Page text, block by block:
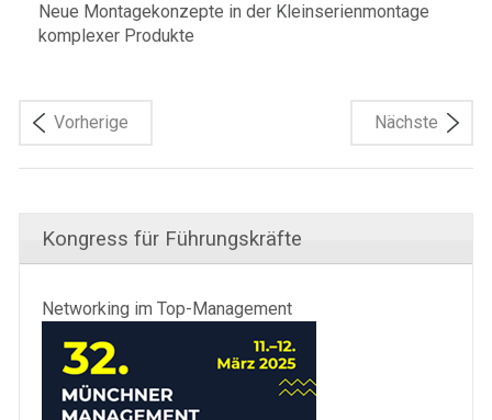
Neue Montagekonzepte in der Kleinserienmontage
komplexer Produkte
Vorherige Nächste
Kongress für Führungskräfte
Networking im Top-Management